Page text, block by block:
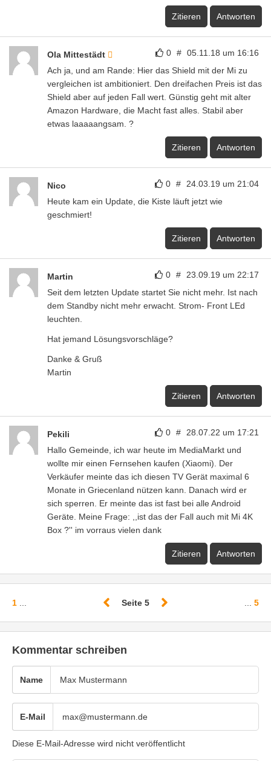
Zitieren Antworten
0 # 05.11.18 um 16:16
Ola Mittestädt
Ach ja, und am Rande: Hier das Shield mit der Mi zu
vergleichen ist ambitioniert. Den dreifachen Preis ist das
Shield aber auf jeden Fall wert. Günstig geht mit alter
Amazon Hardware, die Macht fast alles. Stabil aber
etwas laaaaangsam. ?
Zitieren Antworten
0 # 24.03.19 um 21:04
Nico
Heute kam ein Update, die Kiste läuft jetzt wie
geschmiert!
Zitieren Antworten
0 # 23.09.19 um 22:17
Martin
Seit dem letzten Update startet Sie nicht mehr. Ist nach
dem Standby nicht mehr erwacht. Strom- Front LEd
leuchten.
Hat jemand Lösungsvorschläge?
Danke & Gruß
Martin
Zitieren Antworten
0 # 28.07.22 um 17:21
Pekili
Hallo Gemeinde, ich war heute im MediaMarkt und
wollte mir einen Fernsehen kaufen (Xiaomi). Der
Verkäufer meinte das ich diesen TV Gerät maximal 6
Monate in Griecenland nützen kann. Danach wird er
sich sperren. Er meinte das ist fast bei alle Android
Geräte. Meine Frage: ,,ist das der Fall auch mit Mi 4K
Box ?'' im vorraus vielen dank
Zitieren Antworten
1 5
Seite 5
Kommentar schreiben
Name
E-Mail
Diese E-Mail-Adresse wird nicht veröffentlicht